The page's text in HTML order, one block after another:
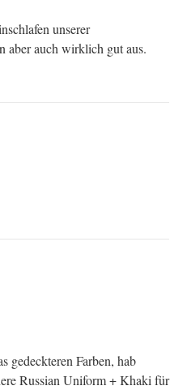
unserer
aber auch wirklich gut aus.
gedeckteren Farben, hab
Russian Uniform + Khaki für